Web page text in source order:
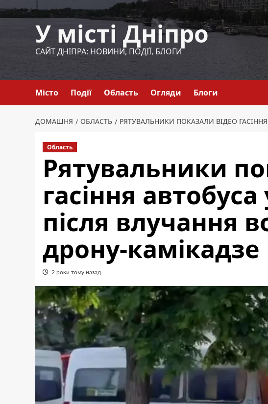
до
У місті Дніпро
САЙТ ДНІПРА: НОВИНИ, ПОДІЇ, БЛОГИ
Місто Події Область Огляди Блоги
ДОМАШНЯ ОБЛАСТЬ РЯТУВАЛЬНИКИ ПОКАЗАЛИ ВІДЕО
Область
Рятувальники
гасіння автобуса
після влучання
дрону-камікадзе
2 роки тому назад